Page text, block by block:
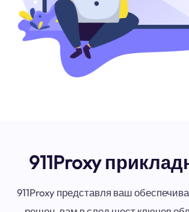
911Proxy
911Proxy представля ваш